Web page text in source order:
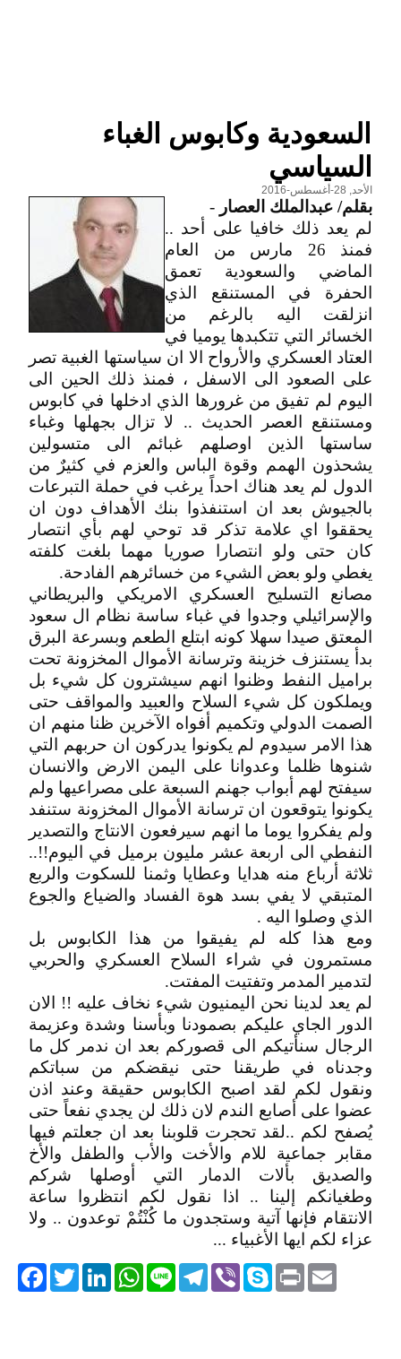
السعودية وكابوس الغباء
السياسي
الأحد, 28-أغسطس-2016
بقلم/ عبدالملك العصار -
لم يعد ذلك خافيا على أحد ..
فمنذ 26 مارس من العام
الماضي والسعودية تعمق
الحفرة في المستنقع الذي
انزلقت اليه بالرغم من
الخسائر التي تتكبدها يوميا في
العتاد العسكري والأرواح الا ان سياستها الغبية تصر
على الصعود الى الاسفل ، فمنذ ذلك الحين الى
اليوم لم تفيق من غرورها الذي ادخلها في كابوس
ومستنقع العصر الحديث .. لا تزال بجهلها وغباء
ساستها الذين اوصلهم غبائم الى متسولين
يشحذون الهمم وقوة الباس والعزم في كثيرٌ من
الدول لم يعد هناك احداً يرغب في حملة التبرعات
بالجيوش بعد ان استنفذوا بنك الأهداف دون ان
يحققوا اي علامة تذكر قد توحي لهم بأي انتصار
كان حتى ولو انتصارا صوريا مهما بلغت كلفته
يغطي ولو بعض الشيء من خسائرهم الفادحة.
مصانع التسليح العسكري الامريكي والبريطاني
والإسرائيلي وجدوا في غباء ساسة نظام ال سعود
المعتق صيدا سهلا كونه ابتلع الطعم وبسرعة البرق
بدأ يستنزف خزينة وترسانة الأموال المخزونة تحت
براميل النفط وظنوا انهم سيشترون كل شيء بل
ويملكون كل شيء السلاح والعبيد والمواقف حتى
الصمت الدولي وتكميم أفواه الآخرين ظنا منهم ان
هذا الامر سيدوم لم يكونوا يدركون ان حربهم التي
شنوها ظلما وعدوانا على اليمن الارض والانسان
سيفتح لهم أبواب جهنم السبعة على مصراعيها ولم
يكونوا يتوقعون ان ترسانة الأموال المخزونة ستنفد
ولم يفكروا يوما ما انهم سيرفعون الانتاج والتصدير
النفطي الى اربعة عشر مليون برميل في اليوم!!..
ثلاثة أرباع منه هدايا وعطايا وثمنا للسكوت والربع
المتبقي لا يفي بسد هوة الفساد والضياع والجوع
الذي وصلوا اليه .
ومع هذا كله لم يفيقوا من هذا الكابوس بل
مستمرون في شراء السلاح العسكري والحربي
لتدمير المدمر وتفتيت المفتت.
لم يعد لدينا نحن اليمنيون شيء نخاف عليه !! الان
الدور الجاي عليكم بصمودنا وبأسنا وشدة وعزيمة
الرجال سنأتيكم الى قصوركم بعد ان ندمر كل ما
وجدناه في طريقنا حتى نيقضكم من سباتكم
ونقول لكم لقد اصبح الكابوس حقيقة وعند اذن
عضوا على أصابع الندم لان ذلك لن يجدي نفعاً حتى
يُصفح لكم ..لقد تحجرت قلوبنا بعد ان جعلتم فيها
مقابر جماعية للام والأخت والأب والطفل والأخ
والصديق بألات الدمار التي أوصلها شركم
وطغيانكم إلينا .. اذا نقول لكم انتظروا ساعة
الانتقام فإنها آتية وستجدون ما كُنْتُمْ توعدون .. ولا
عزاء لكم ايها الأغبياء ...
TwitterLinkedIn
WhatsApp Line
Telegram ViberSkype PrintEmail